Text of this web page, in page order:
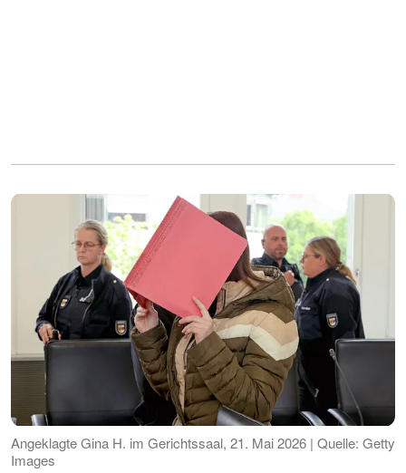
Angeklagte Gina H. im Gerichtssaal, 21. Mai 2026 | Quelle: Getty
Images